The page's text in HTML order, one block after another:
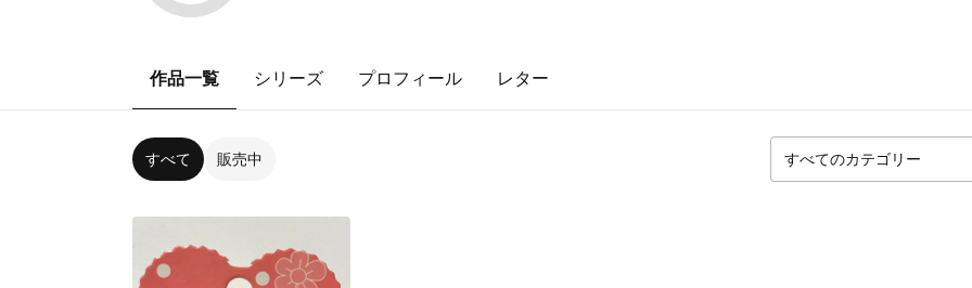
作品一覧 シリーズ プロフィール レター
すべて 販売中